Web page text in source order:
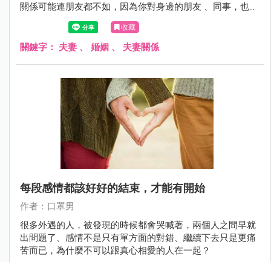
關係可能連朋友都不如，因為你對身邊的朋友 、同事，也許
都比對自己的另一半還要來得好。
收藏
關鍵字： 夫妻 、 婚姻 、 夫妻關係
每段感情都該好好的結束，才能有開始
作者：口罩男
很多外遇的人，被發現的時候都會哭喊著，兩個人之間早就
出問題了、感情不是只有單方面的對錯、繼續下去只是更痛
苦而已，為什麼不可以跟真心相愛的人在一起？